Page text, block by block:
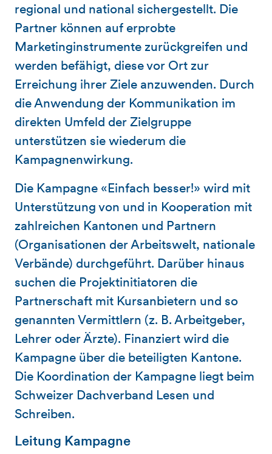
regional und national sichergestellt. Die
Partner können auf erprobte
Marketinginstrumente zurückgreifen und
werden befähigt, diese vor Ort zur
Erreichung ihrer Ziele anzuwenden. Durch
die Anwendung der Kommunikation im
direkten Umfeld der Zielgruppe
unterstützen sie wiederum die
Kampagnenwirkung.
Die Kampagne «Einfach besser!» wird mit
Unterstützung von und in Kooperation mit
zahlreichen Kantonen und Partnern
(Organisationen der Arbeitswelt, nationale
Verbände) durchgeführt. Darüber hinaus
suchen die Projektinitiatoren die
Partnerschaft mit Kursanbietern und so
genannten Vermittlern (z. B. Arbeitgeber,
Lehrer oder Ärzte). Finanziert wird die
Kampagne über die beteiligten Kantone.
Die Koordination der Kampagne liegt beim
Schweizer Dachverband Lesen und
Schreiben.
Leitung Kampagne